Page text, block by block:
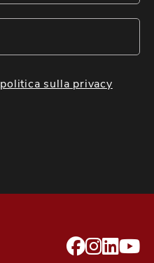
politica sulla privacy